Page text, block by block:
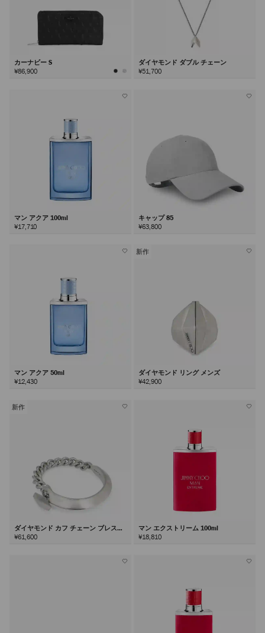
カーナビー S
¥86,900
ダイヤモンド ダブル チェーン
¥51,700
マン アクア 100ml
¥17,710
キャップ 85
¥63,800
マン アクア 50ml
¥12,430
新作
ダイヤモンド リング メンズ
¥42,900
新作
ダイヤモンド カフ チェーン ブレスレ
ット
¥61,600
マン エクストリーム 100ml
¥18,810